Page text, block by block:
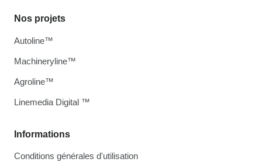
Informations
Conditions générales d'utilisation
Nos projets
Autoline™
Machineryline™
Agroline™
Linemedia Digital ™